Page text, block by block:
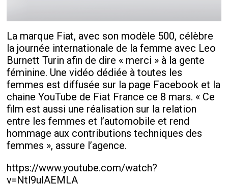
La marque Fiat, avec son modèle 500, célèbre
la journée internationale de la femme avec Leo
Burnett Turin afin de dire « merci » à la gente
féminine. Une vidéo dédiée à toutes les
femmes est diffusée sur la page Facebook et la
chaine YouTube de Fiat France ce 8 mars. « Ce
film est aussi une réalisation sur la relation
entre les femmes et l’automobile et rend
hommage aux contributions techniques des
femmes », assure l’agence.
https://www.youtube.com/watch?
v=Ntl9ulAEMLA